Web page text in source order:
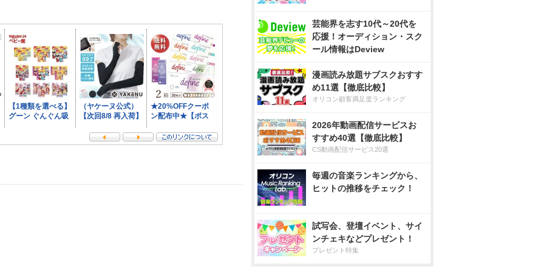
芸能界を志す10代～20代を
応援！オーディション・スク
ール情報はDeview
漫画読み放題サブスクおすす
め11選【徹底比較】
オリコン顧客満足度ランキング
2026年動画配信サービスお
すすめ40選【徹底比較】
CS動画配信サービス20選
毎週の音楽ランキングから、
ヒットの推移をチェック！
試写会、登壇イベント、サイ
ンチェキなどプレゼント！
プレゼント特集